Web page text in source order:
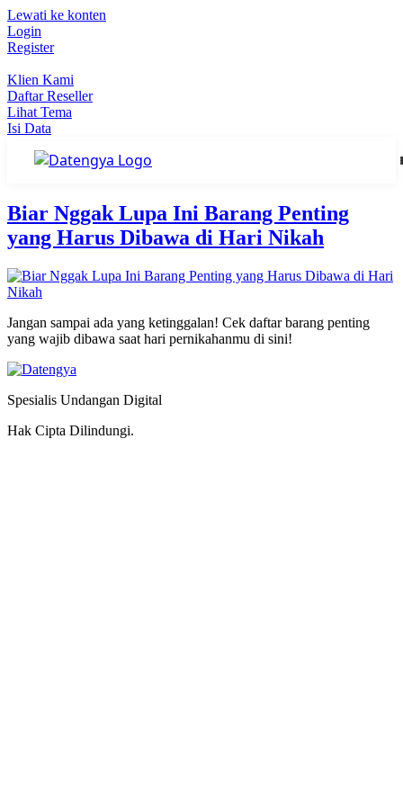
Lewati ke konten
Login
Register
Klien Kami
Daftar Reseller
Lihat Tema
Isi Data
Tag:sampai
Biar Nggak Lupa Ini Barang Penting
yang Harus Dibawa di Hari Nikah
Jangan sampai ada yang ketinggalan! Cek daftar barang penting
yang wajib dibawa saat hari pernikahanmu di sini!
Spesialis Undangan Digital
Hak Cipta Dilindungi.